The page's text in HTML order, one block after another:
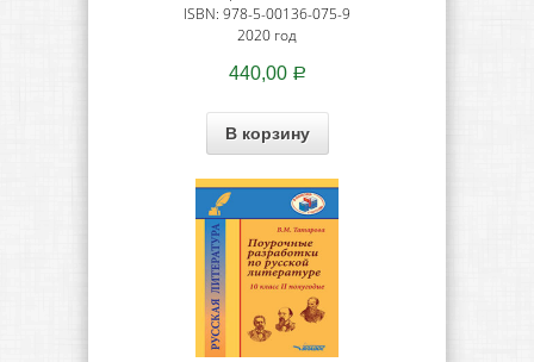
ISBN: 978-5-00136-075-9
2020 год
440,00 Р
В корзину